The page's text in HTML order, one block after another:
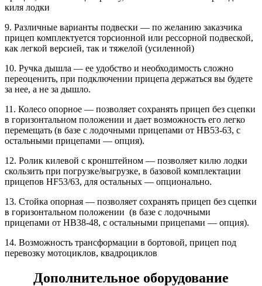
киля лодки
9. Различные варианты подвески — по желанию заказчика
прицеп комплектуется торсионной или рессорной подвеской,
как легкой версией, так и тяжелой (усиленной)
10. Ручка дышла — ее удобство и необходимость сложно
переоценить, при подключении прицепа держаться вы будете
за нее, а не за дышло.
11. Колесо опорное — позволяет сохранять прицеп без сцепки
в горизонтальном положении и дает возможность его легко
перемещать (в базе с лодочными прицепами от HB53-63, с
остальными прицепами — опция).
12. Ролик килевой с кронштейном — позволяет килю лодки
скользить при погрузке/выгрузке, в базовой комплектации
прицепов HF53/63, для остальных — опционально.
13. Стойка опорная — позволяет сохранять прицеп без сцепки
в горизонтальном положении (в базе с лодочными
прицепами от HB38-48, с остальными прицепами — опция).
14. Возможность трансформации в бортовой, прицеп под
перевозку мотоциклов, квадроциклов
Дополнительное оборудование